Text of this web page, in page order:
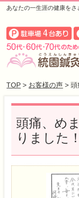
あなたの一生涯の健康を
TOP > お客様の声 > 頭
頭痛、め
りました！